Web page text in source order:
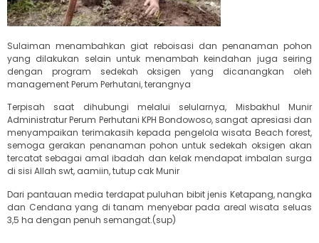
Sulaiman menambahkan giat reboisasi dan penanaman pohon
yang dilakukan selain untuk menambah keindahan juga seiring
dengan program sedekah oksigen yang dicanangkan oleh
management Perum Perhutani, terangnya
Terpisah saat dihubungi melalui selularnya, Misbakhul Munir
Administratur Perum Perhutani KPH Bondowoso, sangat apresiasi dan
menyampaikan terimakasih kepada pengelola wisata Beach forest,
semoga gerakan penanaman pohon untuk sedekah oksigen akan
tercatat sebagai amal ibadah dan kelak mendapat imbalan surga
di sisi Allah swt, aamiin, tutup cak Munir
Dari pantauan media terdapat puluhan bibit jenis Ketapang, nangka
dan Cendana yang di tanam menyebar pada areal wisata seluas
3,5 ha dengan penuh semangat.(sup)